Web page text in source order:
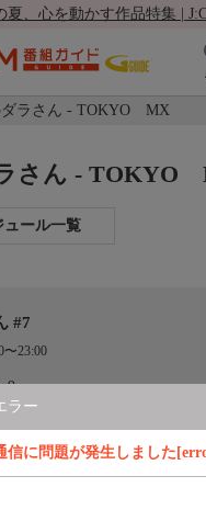
夏、心を動かす作品特集 |
ダラさん - TOKYO MX
ラー
信に問題が発生しました
さん - TOKYO
ュール一覧
#7
23:00
MX
ンダー登録